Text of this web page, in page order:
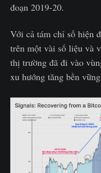
đoạn 2019-20.
Với cả tám chỉ số hiện
trên một vài số liệu và
thị trường đã đi vào
xu hướng tăng bền